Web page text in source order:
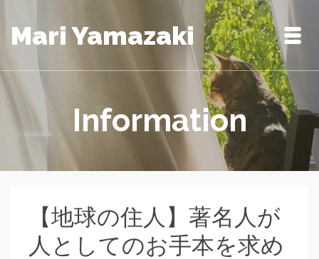
Mari Yamazaki
Information
【地球の住人】著名人が
人としてのお手本を求め